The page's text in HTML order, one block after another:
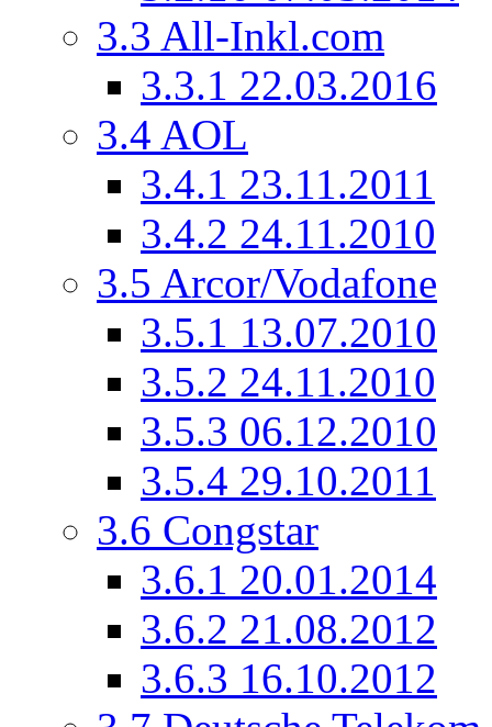
3.3 All-Inkl.com
3.3.1 22.03.2016
3.4 AOL
3.4.1 23.11.2011
3.4.2 24.11.2010
3.5 Arcor/Vodafone
3.5.1 13.07.2010
3.5.2 24.11.2010
3.5.3 06.12.2010
3.5.4 29.10.2011
3.6 Congstar
3.6.1 20.01.2014
3.6.2 21.08.2012
3.6.3 16.10.2012